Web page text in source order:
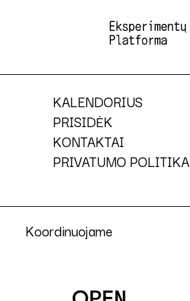
KALENDORIUS
PRISIDĖK
KONTAKTAI
PRIVATUMO POLITIKA
Koordinuojame